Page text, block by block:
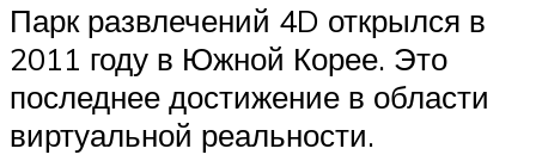
Парк развлечений 4D открылся в
2011 году в Южной Корее. Это
последнее достижение в области
виртуальной реальности.